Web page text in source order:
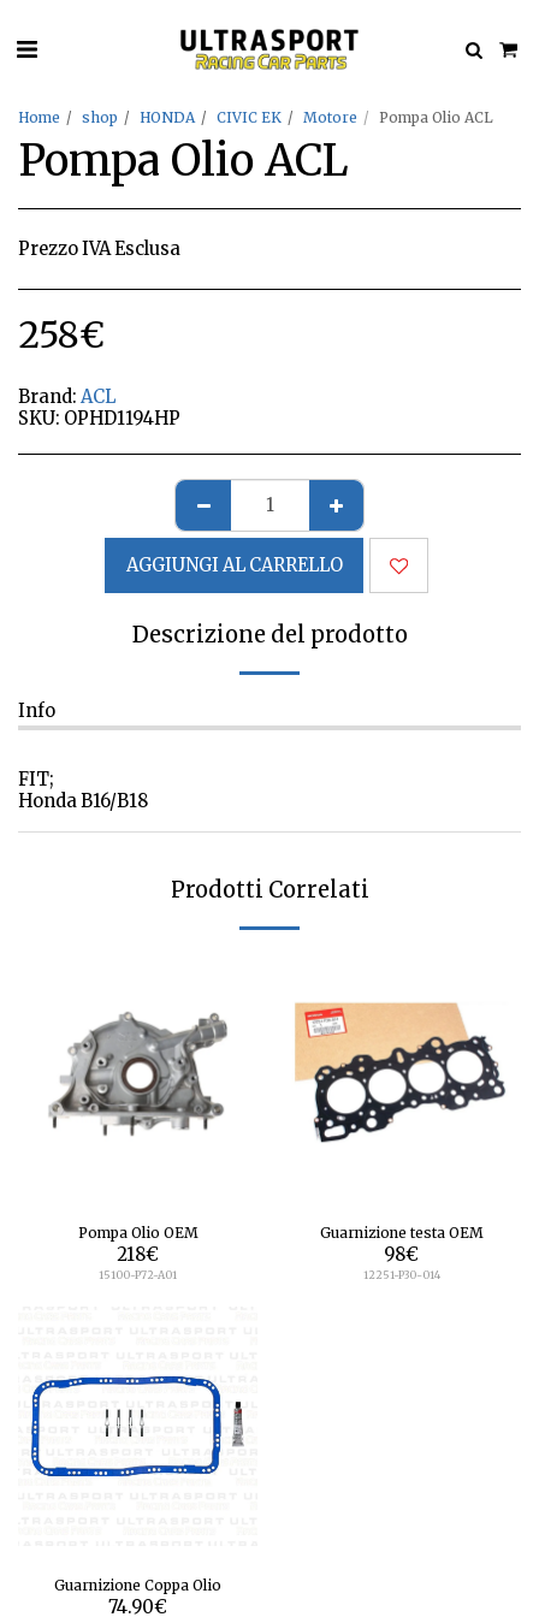
Home shop HONDA CIVIC EK Motore Pompa Olio ACL
Pompa Olio ACL
Prezzo IVA Esclusa
258€
Brand: ACL
SKU: OPHD1194HP
AGGIUNGI AL CARRELLO
Descrizione del prodotto
Info
FIT;
Honda B16/B18
Prodotti Correlati
Pompa Olio OEM
218€
15100-P72-A01
Guarnizione testa OEM
98€
12251-P30-014
Guarnizione Coppa Olio
74.90€